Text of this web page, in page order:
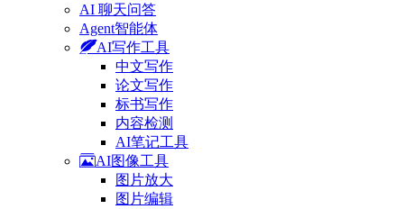
AI 聊天问答
Agent智能体
AI写作工具
中文写作
论文写作
标书写作
内容检测
AI笔记工具
AI图像工具
图片放大
图片编辑